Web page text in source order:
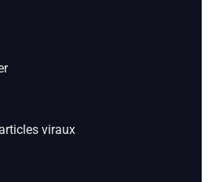
viraux